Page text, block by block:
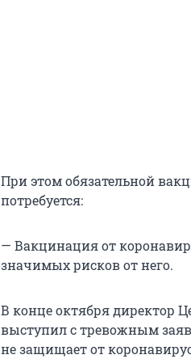
При этом обязательной
потребуется:
— Вакцинация от
значимых рисков от него.
В конце октября директор
выступил с тревожным
не защищает от